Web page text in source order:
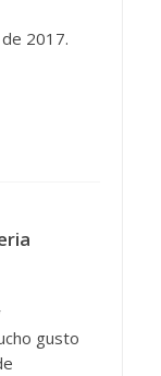
2017.
gusto